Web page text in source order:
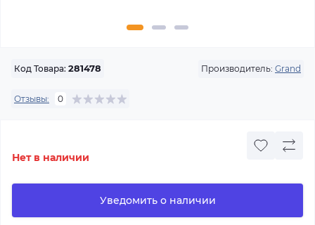
Код Товара: 281478 Производитель: Grand
Отзывы: 0
Нет в наличии
Уведомить о наличии